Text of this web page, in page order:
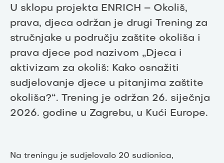
U sklopu projekta ENRICH – Okoliš,
prava, djeca održan je drugi Trening za
stručnjake u području zaštite okoliša i
prava djece pod nazivom „Djeca i
aktivizam za okoliš: Kako osnažiti
sudjelovanje djece u pitanjima zaštite
okoliša?“. Trening je održan 26. siječnja
2026. godine u Zagrebu, u Kući Europe.
Na treningu je sudjelovalo 20 sudionica,